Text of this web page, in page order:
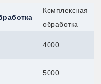
Комплексная
обработка
4000
5000